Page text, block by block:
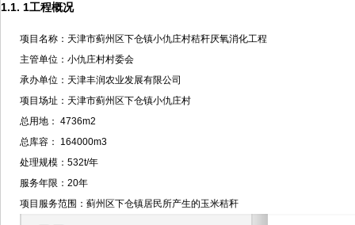
1.1. 1工程概况
项目名称：天津市蓟州区下仓镇小仇庄村秸秆厌氧消化工程
主管单位：小仇庄村村委会
承办单位：天津丰润农业发展有限公司
项目场址：天津市蓟州区下仓镇小仇庄村
总用地： 4736m2
总库容： 164000m3
处理规模：532t/年
服务年限：20年
项目服务范围：蓟州区下仓镇居民所产生的玉米秸秆